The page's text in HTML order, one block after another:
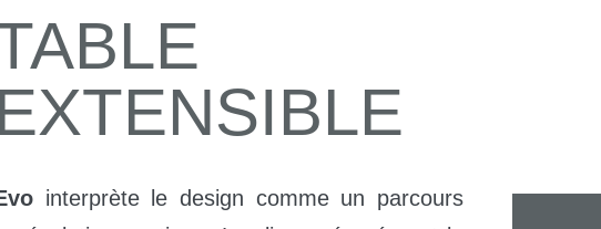
EXTENSIBLE
interprète le design comme un parcours